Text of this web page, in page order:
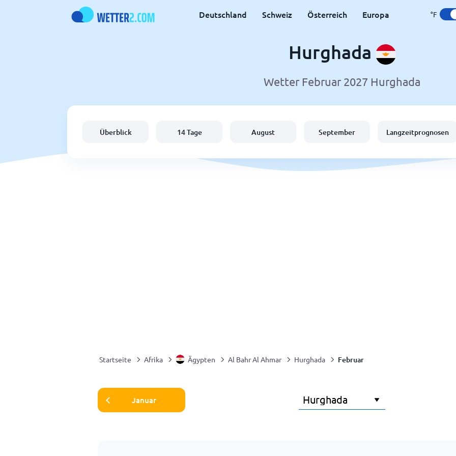
Deutschland Schweiz Österreich Europa °F
Hurghada
Wetter Februar 2027 Hurghada
Überblick 14 Tage August September Langzeitprognosen
Startseite Afrika Ägypten Al Bahr Al Ahmar Hurghada Februar
Januar